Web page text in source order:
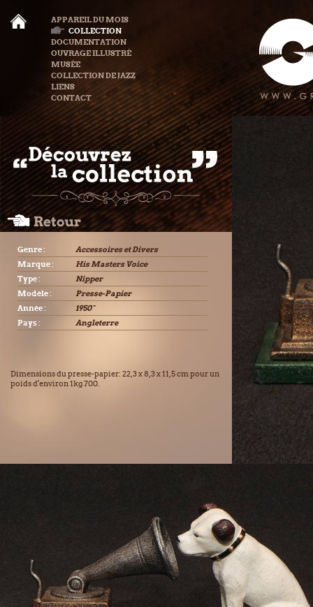
APPAREIL DU MOIS
COLLECTION
DOCUMENTATION
OUVRAGE ILLUSTRÉ
MUSÉE
COLLECTION DE JAZZ
LIENS
CONTACT
Genre :
Accessoires et Divers
Marque :
His Masters Voice
Type :
Nipper
Modèle :
Presse-Papier
Année :
1950˜
Pays :
Angleterre
Dimensions du presse-papier: 22,3 x 8,3 x 11,5 cm pour un
poids d'environ 1kg 700.